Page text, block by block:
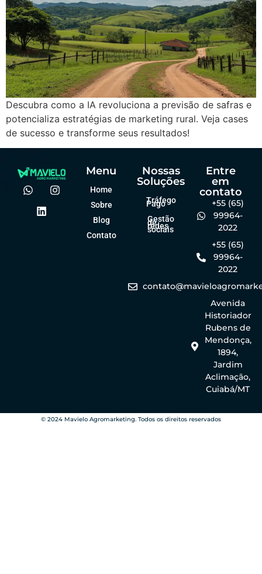
Descubra como a IA revoluciona a previsão de safras e
potencializa estratégias de marketing rural. Veja cases
de sucesso e transforme seus resultados!
Menu
Home
Sobre
Blog
Contato
Nossas
Soluções
Tráfego
Pago
Gestão
de
redes
sociais
Entre
em
contato
+55 (65)
99964-
2022
+55 (65)
99964-
2022
Avenida
Historiador
Rubens de
Mendonça,
1894,
Jardim
Aclimação,
Cuiabá/MT
© 2024 Mavielo Agromarketing. Todos os direitos reservados